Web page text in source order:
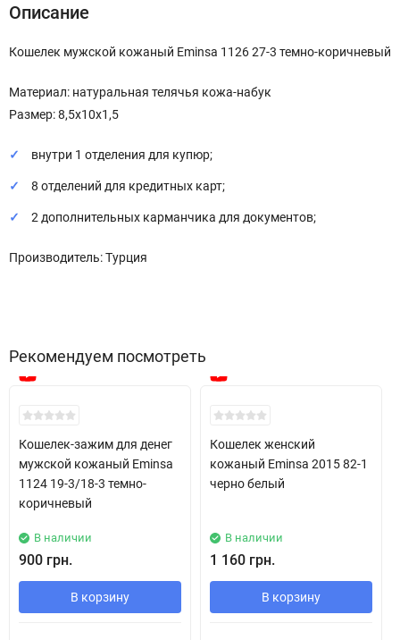
Описание
Кошелек мужской кожаный Eminsa 1126 27-3 темно-коричневый
Материал: натуральная телячья кожа-набук
Размер: 8,5х10х1,5
внутри 1 отделения для купюр;
8 отделений для кредитных карт;
2 дополнительных карманчика для документов;
Производитель: Турция
Рекомендуем посмотреть
New!
Кошелек-зажим для денег
мужской кожаный Eminsa
1124 19-3/18-3 темно-
коричневый
В наличии
900 грн.
В корзину
New!
Кошелек женский
кожаный Eminsa 2015 82-1
черно белый
В наличии
1 160 грн.
В корзину